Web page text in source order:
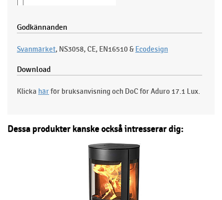
Godkännanden
Svanmärket, NS3058, CE, EN16510 & Ecodesign
Download
Klicka härför bruksanvisning och DoC för Aduro 17.1 Lux.
Dessa produkter kanske också intresserar dig: